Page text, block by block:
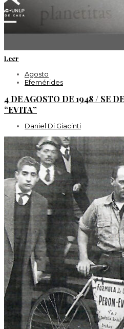
Leer
Agosto
Efemérides
4 DE AGOSTO DE 1948 / SE
“EVITA”
Daniel Di Giacinti